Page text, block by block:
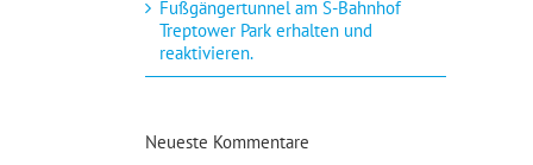
Fußgängertunnel am S-Bahnhof
Treptower Park erhalten und
reaktivieren.
Neueste Kommentare